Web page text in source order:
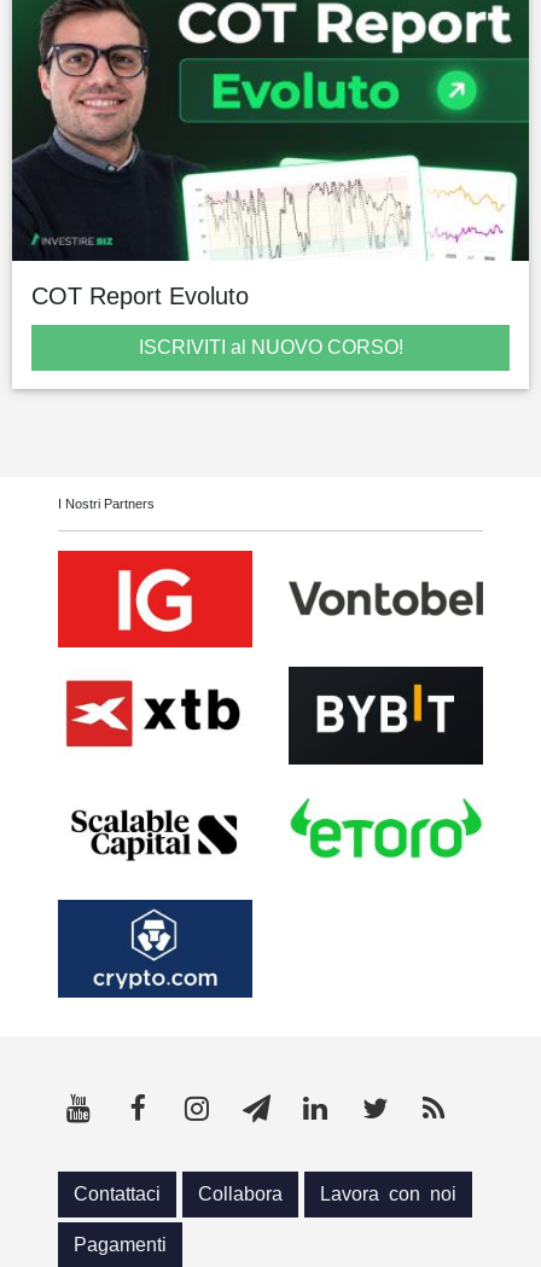
COT Report Evoluto
ISCRIVITI al NUOVO CORSO!
I Nostri Partners
Contattaci Collabora Lavora con noi
Pagamenti